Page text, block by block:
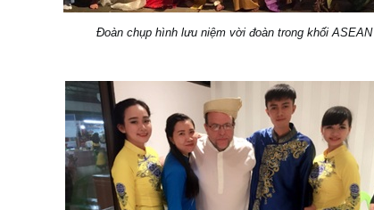
Đoàn chụp hình lưu niệm vời đoàn trong khối ASEAN